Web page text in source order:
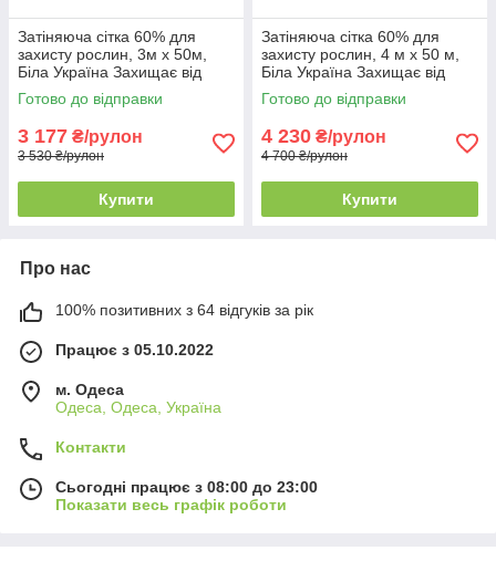
Затіняюча сітка 60% для
захисту рослин, 3м х 50м,
Біла Україна Захищає від
вітрів, дощу та граду
Готово до відправки
3 177 ₴/рулон
3 530 ₴/рулон
Купити
Затіняюча сітка 60% для
захисту рослин, 4 м х 50 м,
Біла Україна Захищає від
вітрів, дощу та граду
Готово до відправки
4 230 ₴/рулон
4 700 ₴/рулон
Купити
Про нас
100% позитивних з 64 відгуків за рік
Працює з 05.10.2022
м. Одеса
Одеса, Одеса, Україна
Контакти
Сьогодні працює з 08:00 до 23:00
Показати весь графік роботи